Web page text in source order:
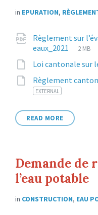
in EPURATION,
Attachments
Règlement sur
eaux_2021
File
pdf
File
2 MB
Loi cantonale sur
Règlement
EXTERNAL
READ MORE
Demande de
l’eau potable
in CONSTRUCTION, EAU